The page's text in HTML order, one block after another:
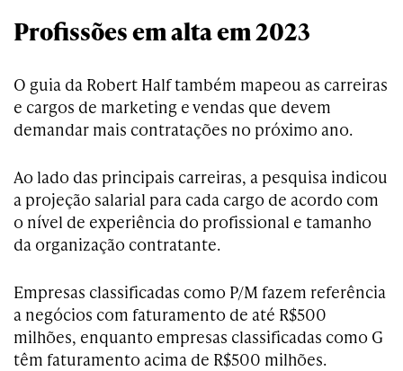
Profissões em alta em 2023
O guia da Robert Half também mapeou as carreiras
e cargos de marketing e vendas que devem
demandar mais contratações no próximo ano.
Ao lado das principais carreiras, a pesquisa indicou
a projeção salarial para cada cargo de acordo com
o nível de experiência do profissional e tamanho
da organização contratante.
Empresas classificadas como P/M fazem referência
a negócios com faturamento de até R$500
milhões, enquanto empresas classificadas como G
têm faturamento acima de R$500 milhões.